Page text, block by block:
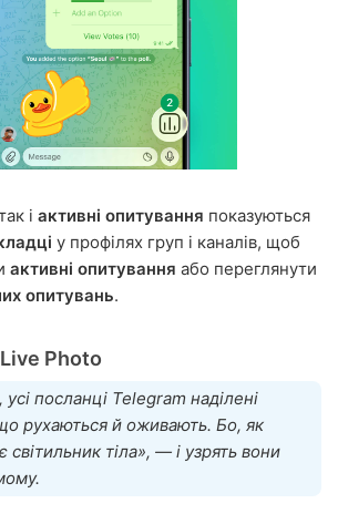
і активні опитування показуються
у профілях груп і каналів, щоб
активні опитування або переглянути
опитувань.
Photo
усі посланці Telegram наділені
рухаються й оживають. Бо, як
тіла», — і узрять вони